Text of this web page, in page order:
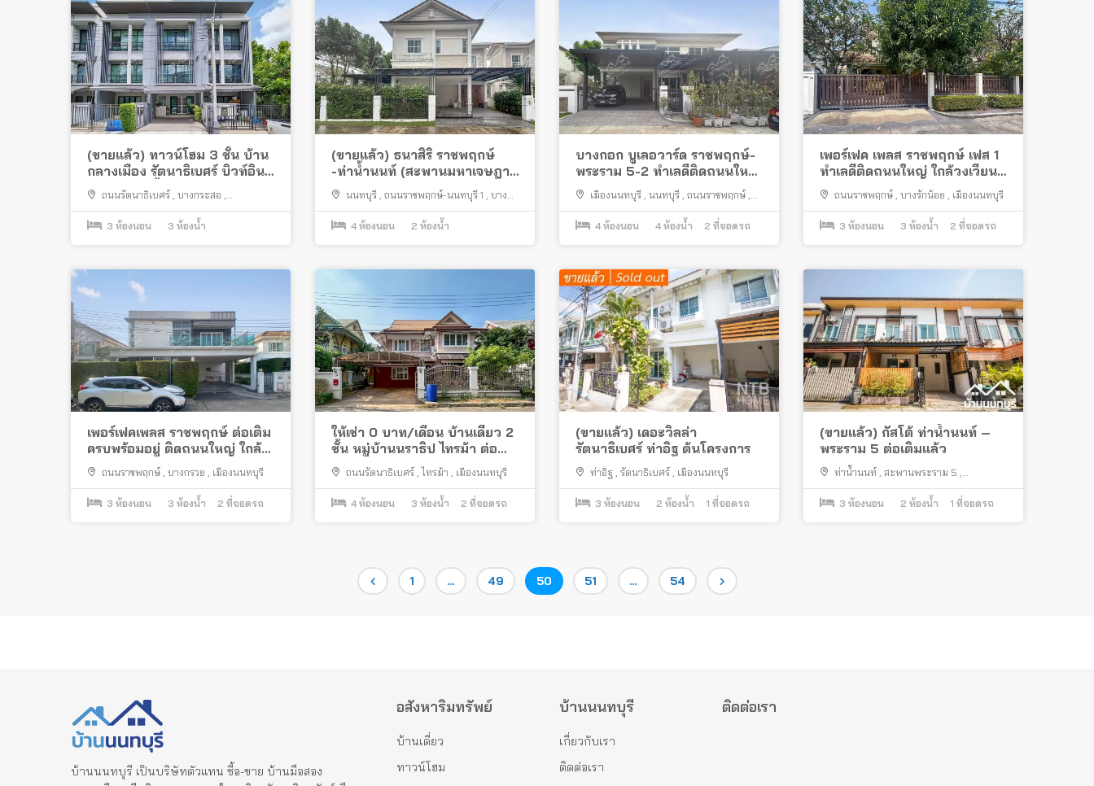
(ขายแล้ว) ทาวน์โฮม 3 ชั้น บ้าน
กลางเมือง รัตนาธิเบศร์ บิวท์อิน
เฟอร์นิเจอร์ทั้งหลังพร้อมอยู่
ถนนรัตนาธิเบศร์ , บางกระสอ ,
เมืองนนทบุรี
3 ห้องนอน 3 ห้องน้ำ
(ขายแล้ว) ธนาสิริ ราชพฤกษ์
-ท่าน้ำนนท์ (สะพานมหาเจษฎา
บดินทร) ติดถนน สภาพพร้อมอยู่
นนทบุรี , ถนนราชพฤกษ์-นนทบุรี 1 , บาง
กร่าง , เมืองนนทบุรี
4 ห้องนอน 2 ห้องน้ำ
บางกอก บูเลอวาร์ด ราชพฤกษ์-
พระราม 5-2 ทำเลดีติดถนนใหญ่
ราชพฤกษ์ พร้อมอยู่
เมืองนนทบุรี , นนทบุรี , ถนนราชพฤกษ์ ,
บางกร่าง
4 ห้องนอน 4 ห้องน้ำ 2 ที่จอดรถ
เพอร์เฟค เพลส ราชพฤกษ์ เฟส 1
ทำเลดีติดถนนใหญ่ ใกล้วงเวียน
พระราม 5
ถนนราชพฤกษ์ , บางรักน้อย , เมืองนนทบุรี
3 ห้องนอน 3 ห้องน้ำ 2 ที่จอดรถ
เพอร์เฟคเพลส ราชพฤกษ์ ต่อเติม
ครบพร้อมอยู่ ติดถนนใหญ่ ใกล้
วงเวียนพระราม 5
ถนนราชพฤกษ์ บางกรวย เมืองนนทบุรี
3 ห้องนอน 3 ห้องน้ำ 2 ที่จอดรถ
ให้เช่า 0 บาท/เดือน บ้านเดี่ยว 2
ชั้น หมู่บ้านนราธิป ไทรม้า ต่อ
เติมครบพร้อมอยู่ ทำเลดีติดถนน
ใหญ่รัตนาธิเบศร์
ถนนรัตนาธิเบศร์ ไทรม้า เมืองนนทบุรี
4 ห้องนอน 3 ห้องน้ำ 2 ที่จอดรถ
(ขายแล้ว) เดอะวิลล่า
รัตนาธิเบศร์ ท่าอิฐ ต้นโครงการ
ท่าอิฐ รัตนาธิเบศร์ เมืองนนทบุรี
3 ห้องนอน 2 ห้องน้ำ 1 ที่จอดรถ
(ขายแล้ว) กัสโต้ ท่าน้ำนนท์ –
พระราม 5 ต่อเติมแล้ว
ท่าน้ำนนท์ สะพานพระราม 5
เมืองนนทบุรี
3 ห้องนอน 2 ห้องน้ำ 1 ที่จอดรถ
Page
1 … Page
49 Page
50 Page
51 … Page
54
บ้านนนทบุรี เป็นบริษัทตัวแทน ซื้อ-ขาย บ้านมือสอง
อสังหาริมทรัพย์
บ้านเดี่ยว
ทาวน์โฮม
บ้านนนทบุรี
เกี่ยวกับเรา
ติดต่อเรา
ติดต่อเรา